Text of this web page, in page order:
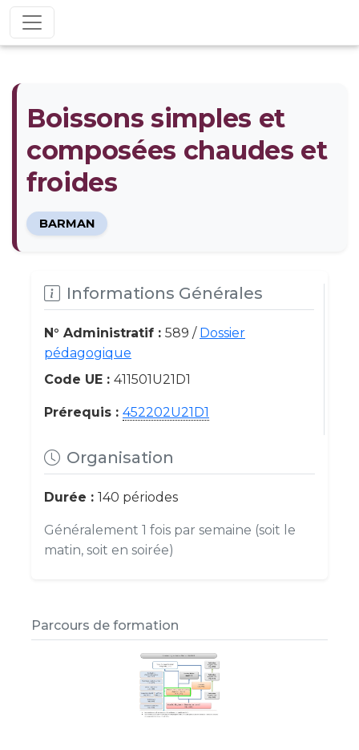
Boissons simples et
composées chaudes et
froides
BARMAN
Informations Générales
N° Administratif : 589 / Dossier
pédagogique
Code UE : 411501U21D1
Prérequis : 452202U21D1
Organisation
Durée : 140 périodes
Généralement 1 fois par semaine (soit le
matin, soit en soirée)
Parcours de formation